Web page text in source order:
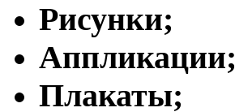
Рисунки;
Аппликации;
Плакаты;